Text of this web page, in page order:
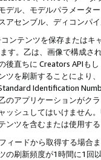
デル、モデルパラメータ
アセンブル、ディコンパ
ンテンツを保存または
す。乙は、画像で構成
後直ちに Creators APIも
ツを刷新することにより
Identification
のアプリケーションがク
ッシュしてはいけません
ンツを含むまたは使用す
ィードから取得する場合
の刷新頻度が1時間に1